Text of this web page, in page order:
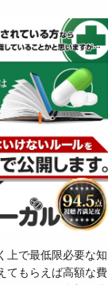
上で最低限必要な知
てもらえば高額な費